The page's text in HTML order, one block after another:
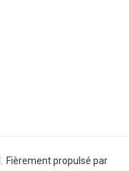
Fièrement propulsé par